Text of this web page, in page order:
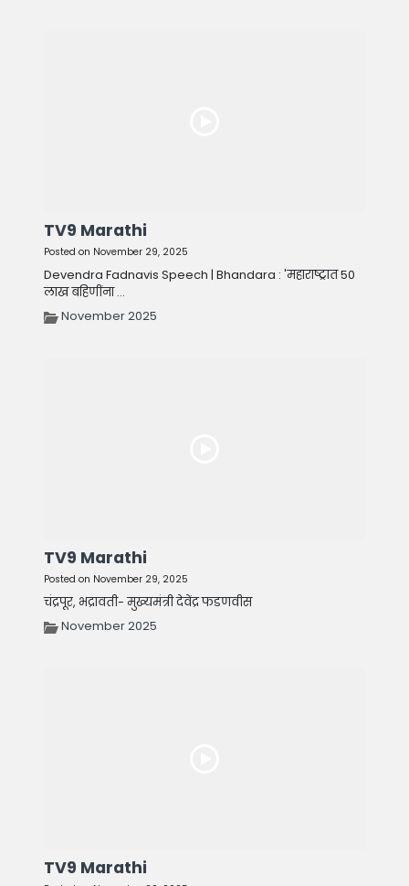
TV9 Marathi
Posted on November 29, 2025
Devendra Fadnavis Speech | Bhandara : 'महाराष्ट्रात 50
लाख बहिणींना ...
November 2025
TV9 Marathi
Posted on November 29, 2025
चंद्रपूर, भद्रावती- मुख्यमंत्री देवेंद्र फडणवीस
November 2025
TV9 Marathi